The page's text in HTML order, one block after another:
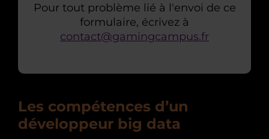
Pour tout problème lié à l'envoi de ce
formulaire, écrivez à
contact@gamingcampus.fr
Les compétences d’un
développeur big data